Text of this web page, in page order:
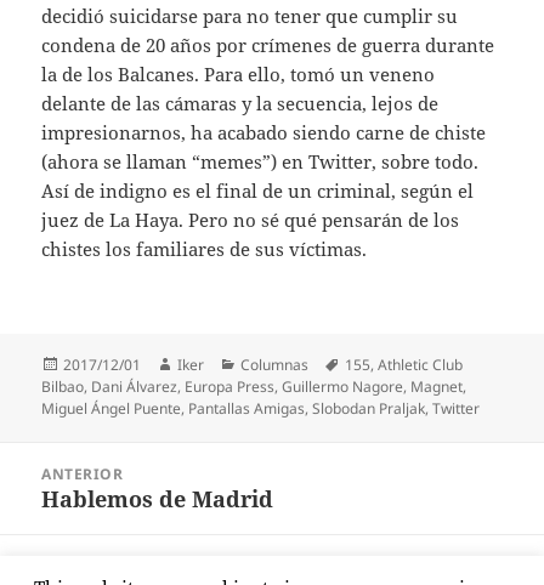
decidió suicidarse para no tener que cumplir su
condena de 20 años por crímenes de guerra durante
la de los Balcanes. Para ello, tomó un veneno
delante de las cámaras y la secuencia, lejos de
impresionarnos, ha acabado siendo carne de chiste
(ahora se llaman “memes”) en Twitter, sobre todo.
Así de indigno es el final de un criminal, según el
juez de La Haya. Pero no sé qué pensarán de los
chistes los familiares de sus víctimas.
Publicado
el
2017/12/01 Autor
Iker Categorías
Columnas Etiquetas
155,Athletic Club
Bilbao, Dani Álvarez, Europa Press,Guillermo Nagore, Magnet,
Miguel Ángel Puente, Pantallas Amigas,Slobodan Praljak,Twitter
entradas
ANTERIOR
Entrada
Hablemos de Madrid